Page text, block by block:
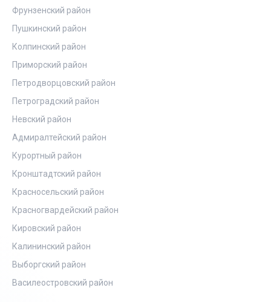
Фрунзенский район
Пушкинский район
Колпинский район
Приморский район
Петродворцовский район
Петроградский район
Невский район
Адмиралтейский район
Курортный район
Кронштадтский район
Красносельский район
Красногвардейский район
Кировский район
Калининский район
Выборгский район
Василеостровский район